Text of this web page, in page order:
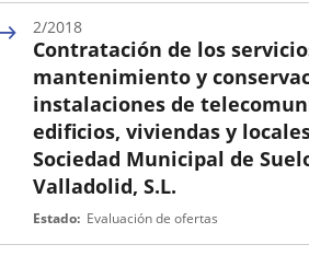
Contratación de los
mantenimiento y
instalaciones de
edificios, viviendas y
Sociedad Municipal de
Valladolid, S.L.
Nº
2/2018
Estado Evaluación de ofertas